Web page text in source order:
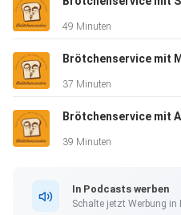
49 Minuten
37 Minuten
39 Minuten
In Podcasts werben
Schalte jetzt Werbung in